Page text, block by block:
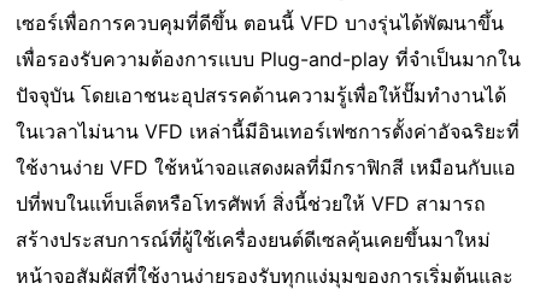
เซอร์เพื่อการควบคุมที่ดีขึ้น ตอนนี้ VFD บางรุ่นได้พัฒนาขึ้น
เพื่อรองรับความต้องการแบบ Plug-and-play ที่จําเป็นมากใน
ปัจจุบัน โดยเอาชนะอุปสรรคด้านความรู้เพื่อให้ปั๊มทํางานได้
ในเวลาไม่นาน VFD เหล่านี้มีอินเทอร์เฟซการตั้งค่าอัจฉริยะที่
ใช้งานง่าย VFD ใช้หน้าจอแสดงผลที่มีกราฟิกสี เหมือนกับแอ
ปที่พบในแท็บเล็ตหรือโทรศัพท์ สิ่งนี้ช่วยให้ VFD สามารถ
สร้างประสบการณ์ที่ผู้ใช้เครื่องยนต์ดีเซลคุ้นเคยขึ้นมาใหม่
หน้าจอสัมผัสที่ใช้งานง่ายรองรับทุกแง่มุมของการเริ่มต้นและ